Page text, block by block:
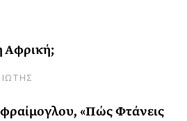
Αφρική;
«Πώς Φτάνεις